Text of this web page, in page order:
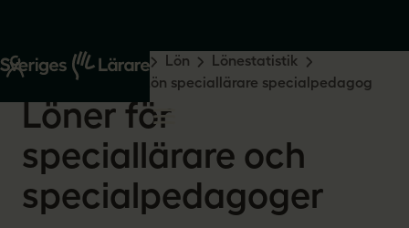
Start Råd och stöd Lön
Lönestatistik
Vad tjänar lärare?
Lön speciallärare specialpedagog
Löner för
speciallärare och
specialpedagoger